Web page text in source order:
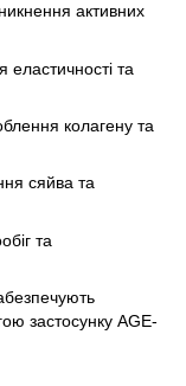
активних
та
колагену та
сяйва та
та
застосунку AGE-